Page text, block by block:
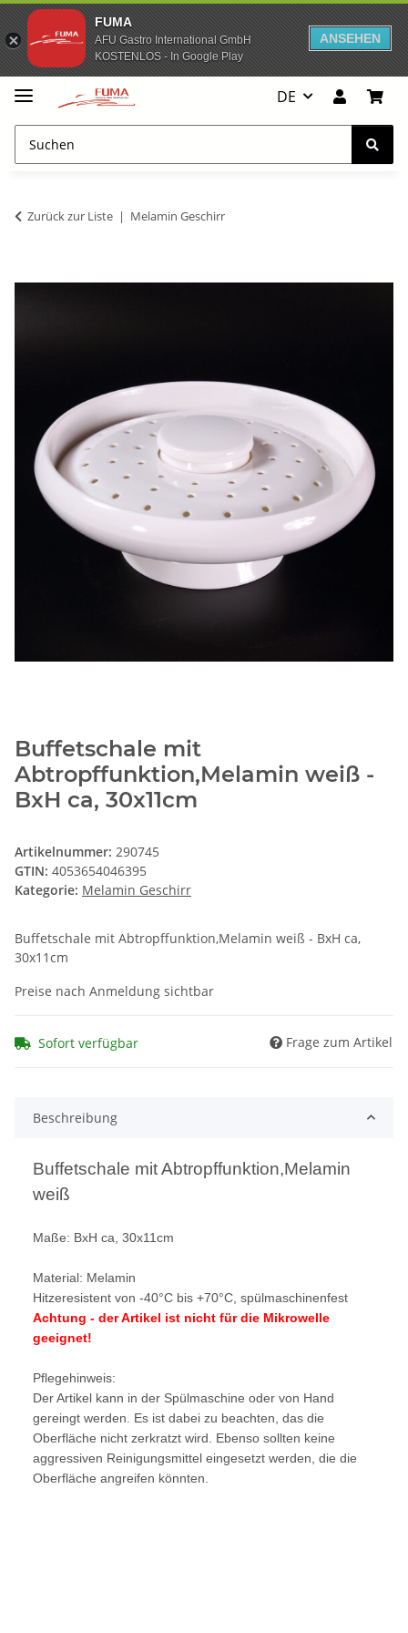
FUMA
AFU Gastro International GmbH
KOSTENLOS - In Google Play
ANSEHEN
DE
Zurück zur Liste Melamin Geschirr
Buffetschale mit
Abtropffunktion,Melamin weiß -
BxH ca, 30x11cm
Artikelnummer: 290745
GTIN: 4053654046395
Kategorie: Melamin Geschirr
Buffetschale mit Abtropffunktion,Melamin weiß - BxH ca,
30x11cm
Preise nach Anmeldung sichtbar
Sofort verfügbar Frage zum Artikel
Beschreibung
Buffetschale mit Abtropffunktion,Melamin
weiß
Maße: BxH ca, 30x11cm
Material: Melamin
Hitzeresistent von -40°C bis +70°C, spülmaschinenfest
Achtung - der Artikel ist nicht für die Mikrowelle
geeignet!
Pflegehinweis:
Der Artikel kann in der Spülmaschine oder von Hand
gereingt werden. Es ist dabei zu beachten, das die
Oberfläche nicht zerkratzt wird. Ebenso sollten keine
aggressiven Reinigungsmittel eingesetzt werden, die die
Oberfläche angreifen könnten.